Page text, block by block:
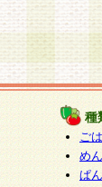
種
ご
めん
ぱん